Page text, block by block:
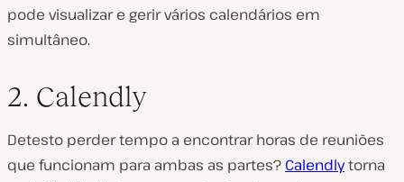
pode visualizar e gerir vários calendários em
simultâneo.
2. Calendly
Detesto perder tempo a encontrar horas de reuniões
que funcionam para ambas as partes? Calendlytorna